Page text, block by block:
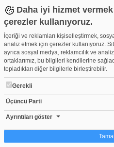
Daha iyi hizmet
çerezler kullanıyoruz.
İçeriği ve reklamları kişiselleştirmek,
analiz etmek için çerezler kullanıyoruz.
ayrıca sosyal medya, reklamcılık ve
ortaklarımız, bu bilgileri kendilerine
topladıkları diğer bilgilerle birleştirebilir.
Gerekli
Üçüncü Parti
Ayrıntıları göster
ALAÇAM POSTA ALAÇAMDA